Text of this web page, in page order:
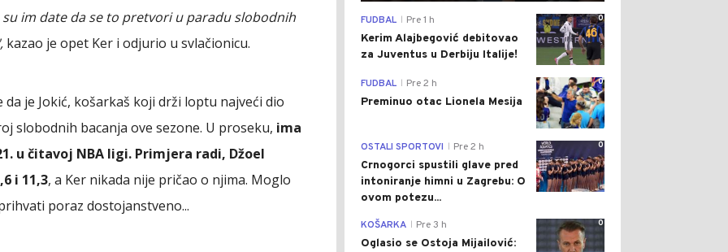
im date da se to pretvori u paradu slobodnih
kazao je opet Ker i odjurio u svlačionicu.
je Jokić, košarkaš koji drži loptu najveći dio
slobodnih bacanja ove sezone. U proseku, ima
u čitavoj NBA ligi. Primjera radi, Džoel
i 11,3, a Ker nikada nije pričao o njima. Moglo
poraz dostojanstveno...
0
FUDBAL Pre 1 h
Kerim Alajbegović debitovao
za Juventus u Derbiju Italije!
0
FUDBAL Pre 2 h
Preminuo otac Lionela Mesija
0
OSTALI SPORTOVI Pre 2 h
Crnogorci spustili glave pred
intoniranje himni u Zagrebu: O
ovom potezu...
0
KOŠARKA Pre 3 h
Oglasio se Ostoja Mijailović: